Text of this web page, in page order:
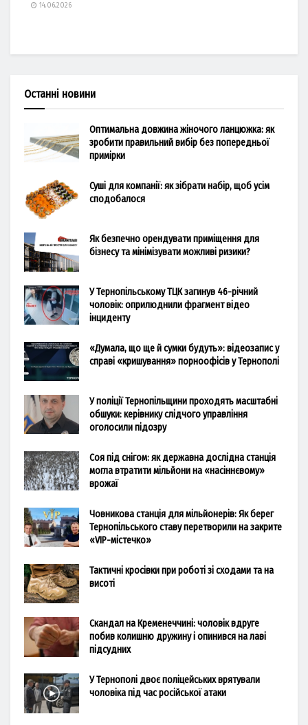
14.06.2026
Останні новини
Оптимальна довжина жіночого ланцюжка: як
зробити правильний вибір без попередньої
примірки
Суші для компанії: як зібрати набір, щоб усім
сподобалося
Як безпечно орендувати приміщення для
бізнесу та мінімізувати можливі ризики?
У Тернопільському ТЦК загинув 46-річний
чоловік: оприлюднили фрагмент відео
інциденту
«Думала, що ще й сумки будуть»: відеозапис у
справі «кришування» порноофісів у Тернополі
У поліції Тернопільщини проходять масштабні
обшуки: керівнику слідчого управління
оголосили підозру
Соя під снігом: як державна дослідна станція
могла втратити мільйони на «насіннєвому»
врожаї
Човникова станція для мільйонерів: Як берег
Тернопільського ставу перетворили на закрите
«VIP-містечко»
Тактичні кросівки при роботі зі сходами та на
висоті
Скандал на Кременеччині: чоловік вдруге
побив колишню дружину і опинився на лаві
підсудних
У Тернополі двоє поліцейських врятували
чоловіка під час російської атаки